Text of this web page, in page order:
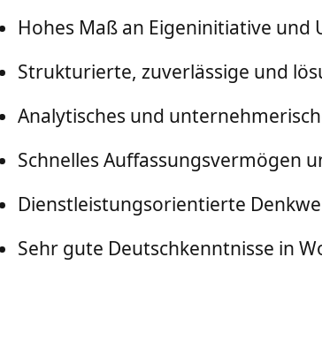
Hohes Maß an Eigeninitiative und
Strukturierte, zuverlässige und
Analytisches und
Schnelles Auffassungsvermögen
Dienstleistungsorientierte
Sehr gute Deutschkenntnisse in